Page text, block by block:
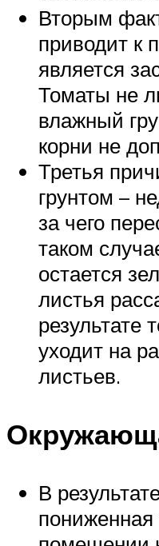
Вторым
приводит к
является
Томаты не
влажный
корни не
Третья
грунтом –
за чего
таком
остается
листья
результате
уходит на
листьев.
В